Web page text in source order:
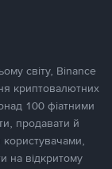
світу, Binance
криптовалютних
100 фіатними
продавати й
на відкритому